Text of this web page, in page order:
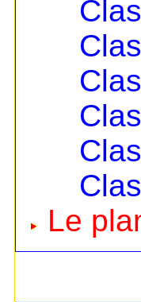
Le